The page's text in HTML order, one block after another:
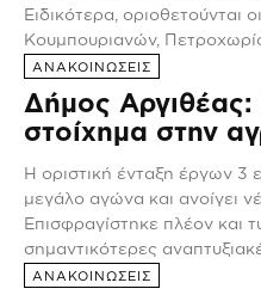
Ειδικότερα, οριοθετούνται
Κουμπουριανών,
ΑΝΑΚΟΙΝΩΣΕΙΣ
Δήμος Αργιθέας:
στοίχημα στην
Η οριστική ένταξη έργων 3
μεγάλο αγώνα και ανοίγει
Επισφραγίστηκε πλέον και
σημαντικότερες
ΑΝΑΚΟΙΝΩΣΕΙΣ